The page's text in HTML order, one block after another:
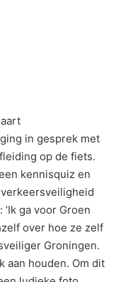
in gesprek met
op de fiets.
kennisquiz en
ga voor Groen
over hoe ze zelf
Groningen.
aan houden. Om dit